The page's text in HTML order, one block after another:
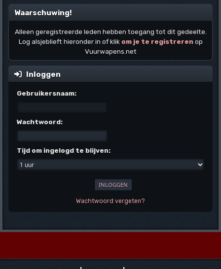
Waarschuwing!
Alleen geregistreerde leden hebben toegang tot dit gedeelte.
Log alsjeblieft hieronder in of klik om je te registreren op
Vuurwapens.net
Inloggen
Gebruikersnaam:
Wachtwoord:
Tijd om ingelogd te blijven:
Wachtwoord vergeten?